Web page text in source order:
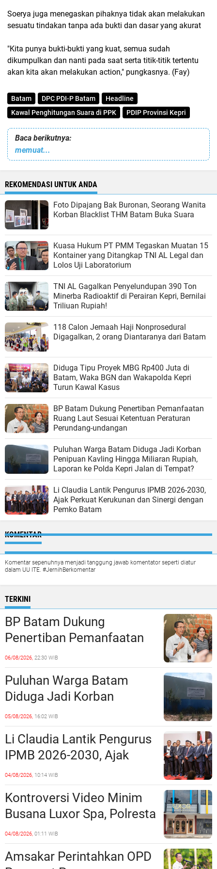
Soerya juga menegaskan pihaknya tidak akan melakukan
sesuatu tindakan tanpa ada bukti dan dasar yang akurat
"Kita punya bukti-bukti yang kuat, semua sudah
dikumpulkan dan nanti pada saat serta titik-titik tertentu
akan kita akan melakukan action," pungkasnya. (Fay)
Batam DPC PDI-P Batam
Headline
Kawal Penghitungan Suara di PPK
PDIP Provinsi Kepri
Baca berikutnya:
memuat...
REKOMENDASI UNTUK ANDA
Foto Dipajang Bak Buronan, Seorang Wanita
Korban Blacklist THM Batam Buka Suara
Kuasa Hukum PT PMM Tegaskan Muatan 15
Kontainer yang Ditangkap TNI AL Legal dan
Lolos Uji Laboratorium
TNI AL Gagalkan Penyelundupan 390 Ton
Minerba Radioaktif di Perairan Kepri, Bernilai
Triliuan Rupiah!
118 Calon Jemaah Haji Nonprosedural
Digagalkan, 2 orang Diantaranya dari Batam
Diduga Tipu Proyek MBG Rp400 Juta di
Batam, Waka BGN dan Wakapolda Kepri
Turun Kawal Kasus
BP Batam Dukung Penertiban Pemanfaatan
Ruang Laut Sesuai Ketentuan Peraturan
Perundang-undangan
Puluhan Warga Batam Diduga Jadi Korban
Penipuan Kavling Hingga Miliaran Rupiah,
Laporan ke Polda Kepri Jalan di Tempat?
Li Claudia Lantik Pengurus IPMB 2026-2030,
Ajak Perkuat Kerukunan dan Sinergi dengan
Pemko Batam
KOMENTAR
Komentar sepenuhnya menjadi tanggung jawab komentator seperti diatur
dalam UU ITE. #JernihBerkomentar
TERKINI
BP Batam Dukung
Penertiban Pemanfaatan
Ruang Laut Sesuai
Ketentuan Peraturan
Perundang-undangan
06/08/2026, 22:30 WIB
Puluhan Warga Batam
Diduga Jadi Korban
Penipuan Kavling Hingga
Miliaran Rupiah, Laporan ke
Polda Kepri Jalan di
Tempat?
05/08/2026, 16:02 WIB
Li Claudia Lantik Pengurus
IPMB 2026-2030, Ajak
Perkuat Kerukunan dan
Sinergi dengan Pemko
Batam
04/08/2026, 10:14 WIB
Kontroversi Video Minim
Busana Luxor Spa, Polresta
Barelang Usut Tuntas
Unsur Pelanggaran Hukum
04/08/2026, 01:11 WIB
Amsakar Perintahkan OPD